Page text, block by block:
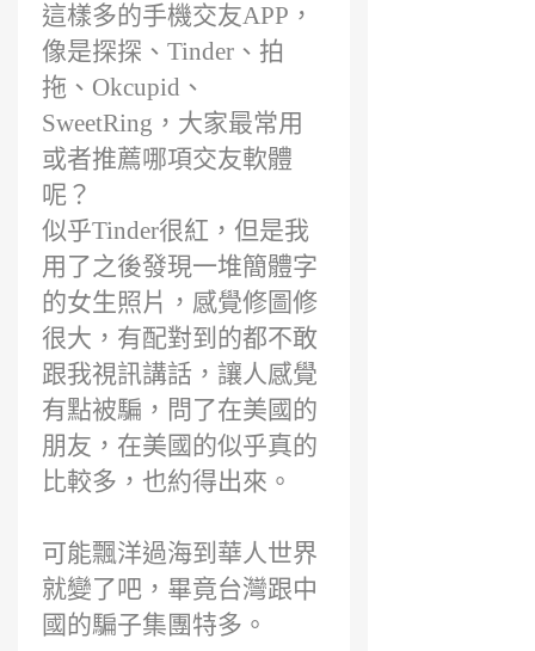
這樣多的手機交友APP，
像是探探、Tinder、拍
拖、Okcupid、
SweetRing，大家最常用
或者推薦哪項交友軟體
呢？
似乎Tinder很紅，但是我
用了之後發現一堆簡體字
的女生照片，感覺修圖修
很大，有配對到的都不敢
跟我視訊講話，讓人感覺
有點被騙，問了在美國的
朋友，在美國的似乎真的
比較多，也約得出來。
可能飄洋過海到華人世界
就變了吧，畢竟台灣跟中
國的騙子集團特多。